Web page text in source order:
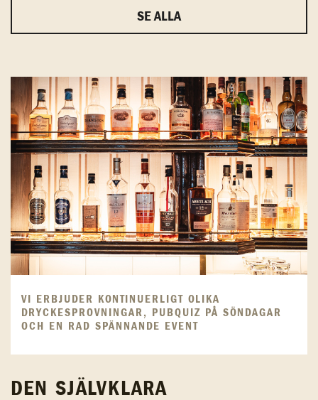
SE ALLA
VI ERBJUDER KONTINUERLIGT OLIKA
DRYCKESPROVNINGAR, PUBQUIZ PÅ SÖNDAGAR
OCH EN RAD SPÄNNANDE EVENT
DEN SJÄLVKLARA